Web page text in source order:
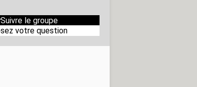
Suivre le groupe
votre question